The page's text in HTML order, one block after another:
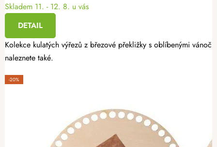
Skladem 11. - 12. 8. u vás
DETAIL
Kolekce kulatých výřezů z březové překližky s oblíbenými
naleznete také.
-20%